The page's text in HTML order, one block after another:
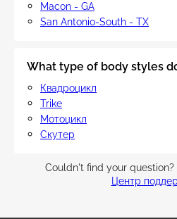
Macon - GA
San Antonio-South - TX
What type of body styles
Квадроцикл
Trike
Мотоцикл
Скутер
Couldn't find your
Центр